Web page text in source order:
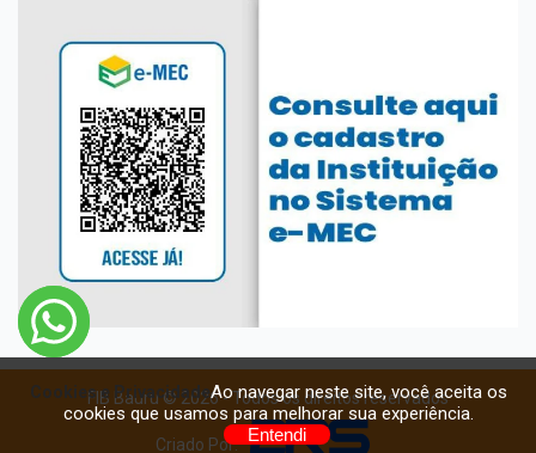
FIB Bauru © 2026 - Todos os direitos reservados
Criado Por:
Cookies e PrivacidadeAo navegar neste site, você aceita os
cookies que usamos para melhorar sua experiência.
Entendi